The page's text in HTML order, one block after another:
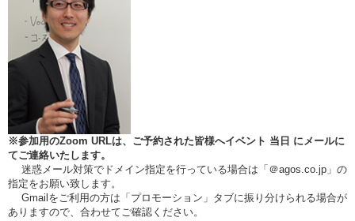
※参加用のZoom URLは、ご予約された皆様へイベント 当日 にメールに
てご連絡いたします。
迷惑メール対策でドメイン指定を行っている場合は「＠agos.co.jp」の
指定をお願い致します。
Gmailをご利用の方は「プロモーション」タブに振り分けられる場合が
ありますので、合わせてご確認ください。